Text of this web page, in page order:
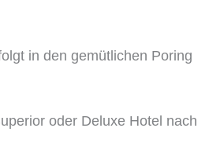
in den gemütlichen Poring
oder Deluxe Hotel nach